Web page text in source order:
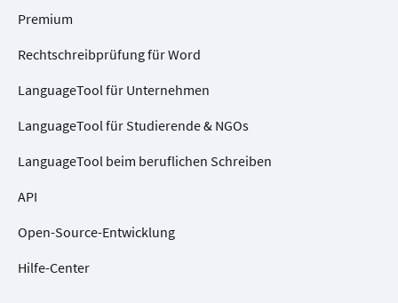
Premium
Rechtschreibprüfung für Word
LanguageTool für Unternehmen
LanguageTool für Studierende & NGOs
LanguageTool beim beruflichen Schreiben
API
Open-Source-Entwicklung
Hilfe-Center